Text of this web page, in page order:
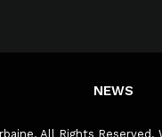
NEWS
All Rights Reserved.